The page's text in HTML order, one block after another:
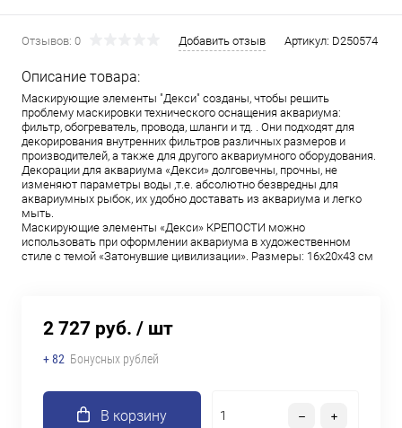
Отзывов: 0 Добавить отзыв Артикул: D250574
Описание товара:
Маскирующие элементы "Декси" созданы, чтобы решить
проблему маскировки технического оснащения аквариума:
фильтр, обогреватель, провода, шланги и тд. . Они подходят для
декорирования внутренних фильтров различных размеров и
производителей, а также для другого аквариумного оборудования.
Декорации для аквариума «Декси» долговечны, прочны, не
изменяют параметры воды ,т.е. абсолютно безвредны для
аквариумных рыбок, их удобно доставать из аквариума и легко
мыть.
Маскирующие элементы «Декси» КРЕПОСТИ можно
использовать при оформлении аквариума в художественном
стиле с темой «Затонувшие цивилизации». Размеры: 16х20х43 см
2 727 руб. / шт
+ 82 Бонусных рублей
В корзину